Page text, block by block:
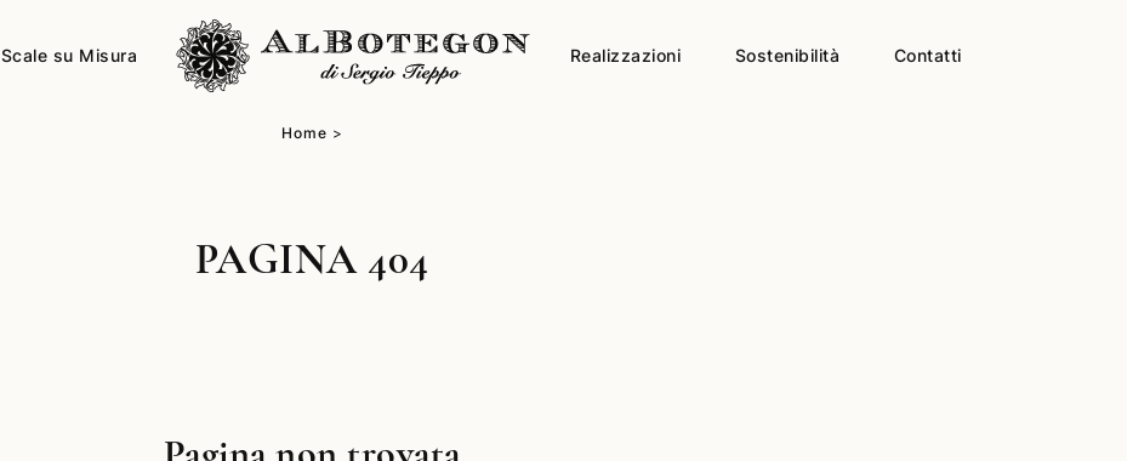
Scale su Misura Realizzazioni Sostenibilità Contatti
Home >
PAGINA 404